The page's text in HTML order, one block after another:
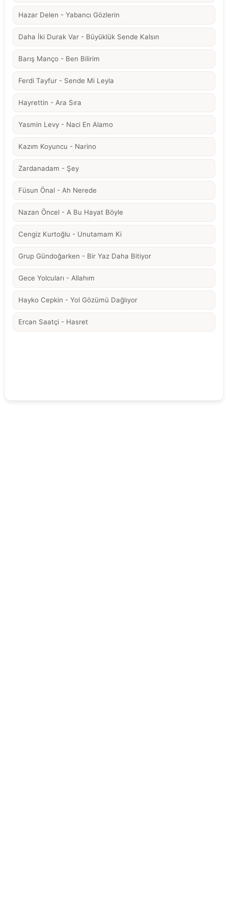
Hazar Delen - Yabancı Gözlerin
Daha İki Durak Var - Büyüklük Sende Kalsın
Barış Manço - Ben Bilirim
Ferdi Tayfur - Sende Mi Leyla
Hayrettin - Ara Sıra
Yasmin Levy - Naci En Alamo
Kazım Koyuncu - Narino
Zardanadam - Şey
Füsun Önal - Ah Nerede
Nazan Öncel - A Bu Hayat Böyle
Cengiz Kurtoğlu - Unutamam Ki
Grup Gündoğarken - Bir Yaz Daha Bitiyor
Gece Yolcuları - Allahım
Hayko Cepkin - Yol Gözümü Dağlıyor
Ercan Saatçi - Hasret